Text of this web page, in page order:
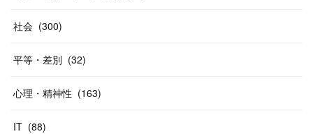
社会 (300)
平等・差別 (32)
心理・精神性 (163)
IT (88)